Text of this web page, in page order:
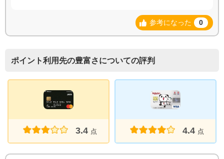
参考になった 0
ポイント利用先の豊富さについての評判
3.4 点 4.4 点